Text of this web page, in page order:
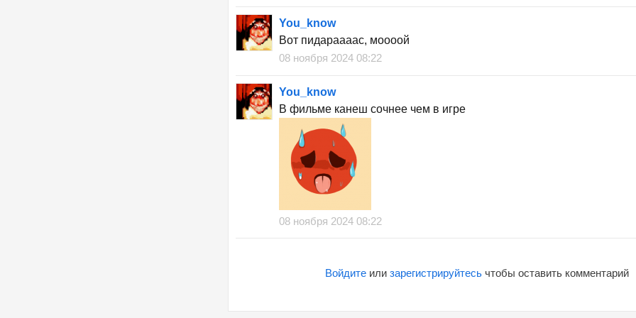
You_know
Вот пидараааас, моооой
08 ноября 2024 08:22
You_know
В фильме канеш сочнее чем в игре
08 ноября 2024 08:22
Войдите или зарегистрируйтесь чтобы оставить комментарий